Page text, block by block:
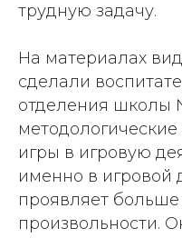
трудную задачу.
На материалах
сделали
отделения школы
игры в игровую
именно в игровой
проявляет
произвольности.